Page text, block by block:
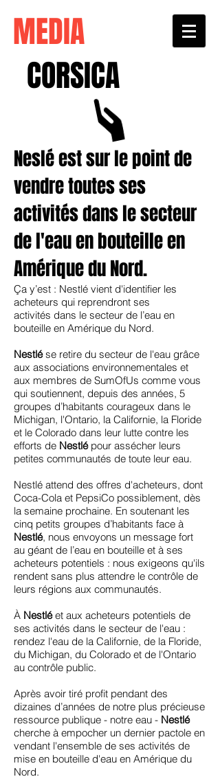
MEDIA
CORSICA
Neslé est sur le point de
vendre toutes ses
activités dans le secteur
de l'eau en bouteille en
Amérique du Nord.
Ça y’est : Nestlé vient d'identifier les
acheteurs qui reprendront ses
activités dans le secteur de l’eau en
bouteille en Amérique du Nord.
Nestlése retire du secteur de l'eau grâce
aux associations environnementales et
aux membres de SumOfUs comme vous
qui soutiennent, depuis des années, 5
groupes d’habitants courageux dans le
Michigan, l'Ontario, la Californie, la Floride
et le Colorado dans leur lutte contre les
efforts de Nestlé pour assécher leurs
petites communautés de toute leur eau.
Nestlé attend des offres d'acheteurs, dont
Coca-Cola et PepsiCo possiblement, dès
la semaine prochaine. En soutenant les
cinq petits groupes d’habitants face à
Nestlé, nous envoyons un message fort
au géant de l’eau en bouteille et à ses
acheteurs potentiels : nous exigeons qu'ils
rendent sans plus attendre le contrôle de
leurs régions aux communautés.
À Nestléet aux acheteurs potentiels de
ses activités dans le secteur de l'eau :
rendez l'eau de la Californie, de la Floride,
du Michigan, du Colorado et de l'Ontario
au contrôle public.
Après avoir tiré profit pendant des
dizaines d’années de notre plus précieuse
ressource publique - notre eau - Nestlé
cherche à empocher un dernier pactole en
vendant l'ensemble de ses activités de
mise en bouteille d'eau en Amérique du
Nord.